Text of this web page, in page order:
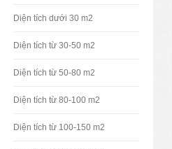
Diện tích dưới 30 m2
Diện tích từ 30-50 m2
Diện tích từ 50-80 m2
Diện tích từ 80-100 m2
Diện tích từ 100-150 m2